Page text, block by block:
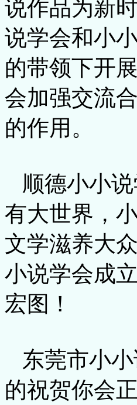
说作品为新
说学会和小
的带领下开
会加强交流
的作用。
顺德小小说
有大世界，
文学滋养大
小说学会成
宏图！
东莞市小小
的祝贺你会